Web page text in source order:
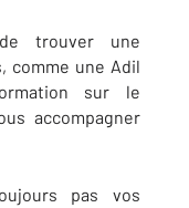
trouver une
comme une Adil
sur le
accompagner
pas vos